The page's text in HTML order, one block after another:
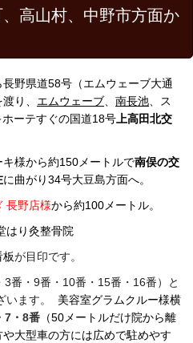
高山村、中野市方面か
長野県道58号（エムウェーブ大通
り、 エムウェーブ、 南長池、ス
ーテすぐの国道18号上高田北交
キ様から約150メートルで南俣の交
に曲がり34号大豆島方面へ。
長野店様から約100メートル。
はり灸整骨院
板が目印です。
番・9番・10番・15番・16番）と
います。
美容室グラムクルー様横
7・8番 （50メートルだけ院から離
大型車の方には広めで駐めやす